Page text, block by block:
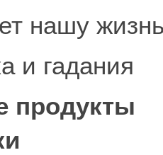
нашу
и гадания
продукты